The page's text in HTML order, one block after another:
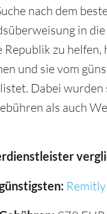
nach dem
in die
zu helfen,
und sie vom
Dabei wurden
als auch
Remitly